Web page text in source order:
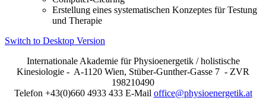
Erstellung eines systematischen Konzeptes für Testung
und Therapie
Switch to Desktop Version
Internationale Akademie für Physioenergetik / holistische
Kinesiologie - A-1120 Wien, Stüber-Gunther-Gasse 7 - ZVR
198210490
Telefon +43(0)660 4933 433 E-Mail office@physioenergetik.at